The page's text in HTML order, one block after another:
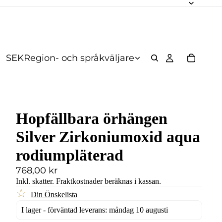
SEKRegion- och språkväljare
Hopfällbara örhängen
Silver Zirkoniumoxid aqua
rodiumpläterad
768,00 kr
Inkl. skatter. Fraktkostnaderberäknas i kassan.
☆ Din Önskelista
I lager - förväntad leverans: måndag 10 augusti